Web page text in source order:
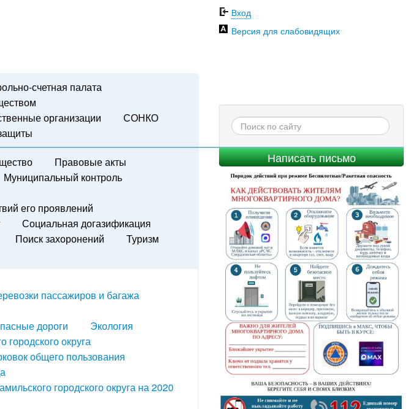
счетная палата
организации
СОНКО
Вход
Версия для слабовидящих
Написать письмо
Правовые акты
Муниципальный контроль
его проявлений
Социальная догазификация
Поиск захоронений
Туризм
пассажиров и багажа
дороги
Экология
округа
общего пользования
городского округа на 2020